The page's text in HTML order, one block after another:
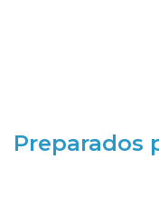
Preparados